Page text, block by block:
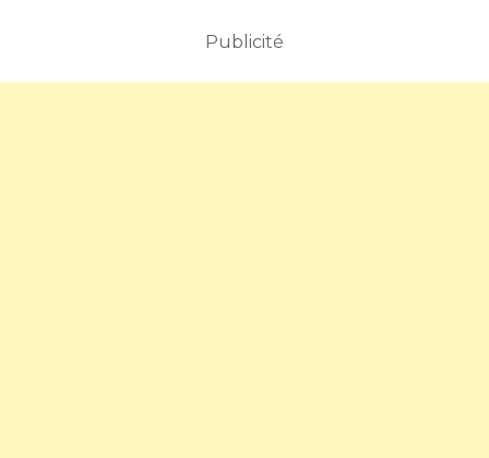
Publicité